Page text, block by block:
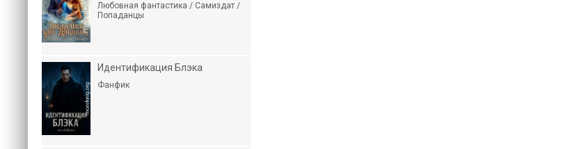
Любовная фантастика / Самиздат /
Попаданцы
Идентификация Блэка
Фанфик